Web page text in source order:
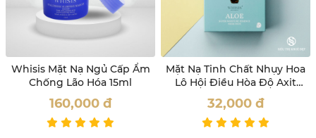
Whisis Mặt Nạ Ngủ Cấp Ẩm
Chống Lão Hóa 15ml
160,000 đ
Mặt Nạ Tinh Chất Nhụy Hoa
Lô Hội Điều Hòa Độ Axit
Của Da Whisis
32,000 đ